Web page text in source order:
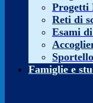
Progetti
Reti di
Esami
Famiglie e